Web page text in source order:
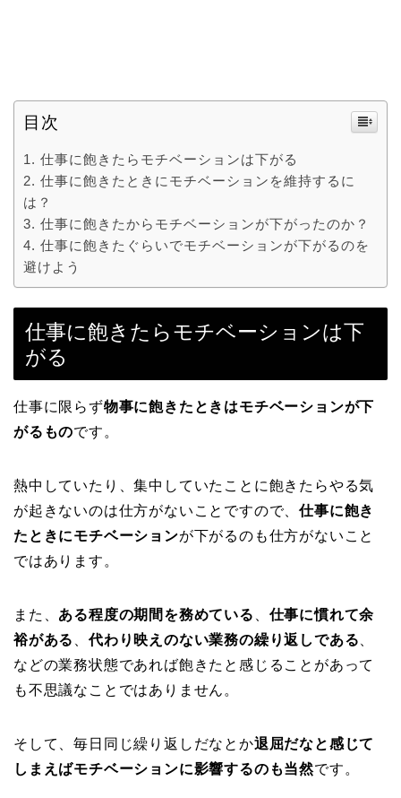
目次
仕事に飽きたらモチベーションは下がる
仕事に飽きたときにモチベーションを維持するに
は？
仕事に飽きたからモチベーションが下がったのか？
仕事に飽きたぐらいでモチベーションが下がるのを
避けよう
仕事に飽きたらモチベーションは下
がる
仕事に限らず物事に飽きたときはモチベーションが下
がるものです。
熱中していたり、集中していたことに飽きたらやる気
が起きないのは仕方がないことですので、仕事に飽き
たときにモチベーションが下がるのも仕方がないこと
ではあります。
また、 ある程度の期間を務めている 、 仕事に慣れて余
裕がある 、代わり映えのない業務の繰り返しである、
などの業務状態であれば飽きたと感じることがあって
も不思議なことではありません。
そして、毎日同じ繰り返しだなとか退屈だなと感じて
しまえばモチベーションに影響するのも当然です。